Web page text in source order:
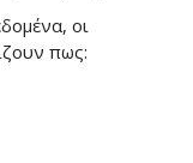
οι
πως: